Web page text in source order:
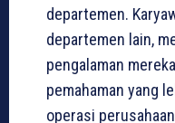
departemen.
departemen lain,
pengalaman
pemahaman yang
operasi